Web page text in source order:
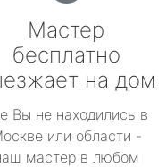
Мастер
бесплатно
на дом
Вы не находились в
или области -
мастер в любом